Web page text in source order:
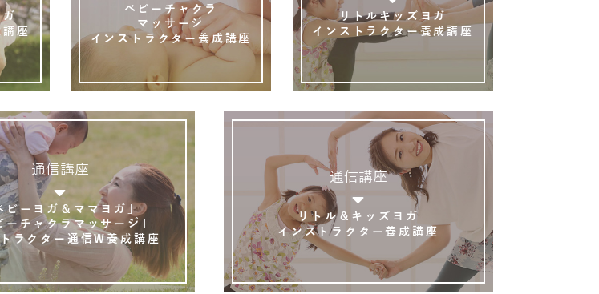
ガ
講座
ベビーチャクラ
マッサージ
インストラクター養成講座
リトルキッズヨガ
インストラクター養成講座
通信講座
ビーヨガ＆ママヨガ」
ーチャクラマッサージ」
ラクター通信W養成講座
通信講座
リトル＆キッズヨガ
インストラクター養成講座